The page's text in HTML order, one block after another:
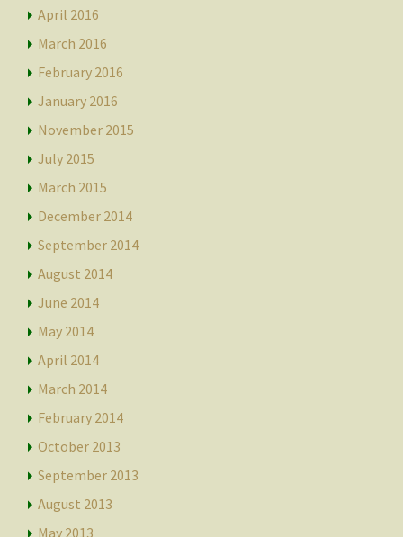
April 2016
March 2016
February 2016
January 2016
November 2015
July 2015
March 2015
December 2014
September 2014
August 2014
June 2014
May 2014
April 2014
March 2014
February 2014
October 2013
September 2013
August 2013
May 2013